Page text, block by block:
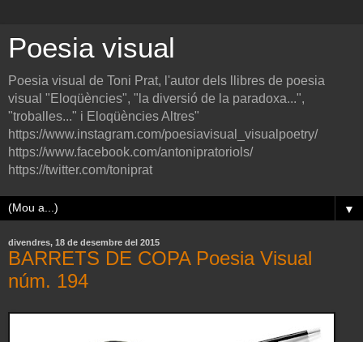
Poesia visual
Poesia visual de Toni Prat, l'autor dels llibres de poesia
visual "Eloqüències", "la diversió de la paradoxa...",
"troballes..." i Eloqüències Altres"
https://www.instagram.com/poesiavisual_visualpoetry/
https://www.facebook.com/antonipratoriols/
https://twitter.com/toniprat
▼
divendres, 18 de desembre del 2015
BARRETS DE COPA Poesia Visual
núm. 194